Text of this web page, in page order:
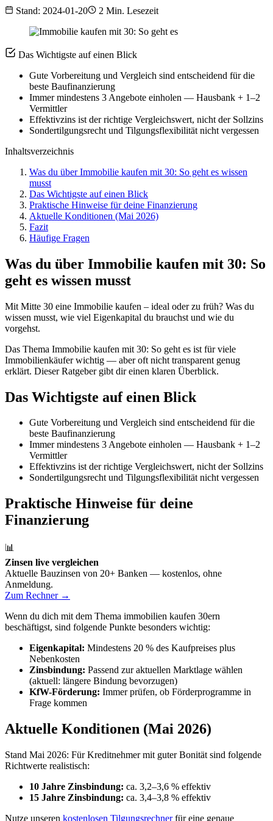
Stand: 2024-01-20
2 Min. Lesezeit
Das Wichtigste auf einen Blick
Gute Vorbereitung und Vergleich sind entscheidend für die
beste Baufinanzierung
Immer mindestens 3 Angebote einholen — Hausbank + 1–2
Vermittler
Effektivzins ist der richtige Vergleichswert, nicht der Sollzins
Sondertilgungsrecht und Tilgungsflexibilität nicht vergessen
Inhaltsverzeichnis
Was du über Immobilie kaufen mit 30: So geht es wissen
musst
Das Wichtigste auf einen Blick
Praktische Hinweise für deine Finanzierung
Aktuelle Konditionen (Mai 2026)
Fazit
Häufige Fragen
Was du über Immobilie kaufen mit 30: So
geht es wissen musst
Mit Mitte 30 eine Immobilie kaufen – ideal oder zu früh? Was du
wissen musst, wie viel Eigenkapital du brauchst und wie du
vorgehst.
Das Thema Immobilie kaufen mit 30: So geht es ist für viele
Immobilienkäufer wichtig — aber oft nicht transparent genug
erklärt. Dieser Ratgeber gibt dir einen klaren Überblick.
Das Wichtigste auf einen Blick
Gute Vorbereitung und Vergleich sind entscheidend für die
beste Baufinanzierung
Immer mindestens 3 Angebote einholen — Hausbank + 1–2
Vermittler
Effektivzins ist der richtige Vergleichswert, nicht der Sollzins
Sondertilgungsrecht und Tilgungsflexibilität nicht vergessen
Praktische Hinweise für deine
Finanzierung
📊
Zinsen live vergleichen
Aktuelle Bauzinsen von 20+ Banken — kostenlos, ohne
Anmeldung.
Zum Rechner →
Wenn du dich mit dem Thema immobilien kaufen 30ern
beschäftigst, sind folgende Punkte besonders wichtig:
Eigenkapital: Mindestens 20 % des Kaufpreises plus
Nebenkosten
Zinsbindung: Passend zur aktuellen Marktlage wählen
(aktuell: längere Bindung bevorzugen)
KfW-Förderung: Immer prüfen, ob Förderprogramme in
Frage kommen
Aktuelle Konditionen (Mai 2026)
Stand Mai 2026: Für Kreditnehmer mit guter Bonität sind folgende
Richtwerte realistisch:
10 Jahre Zinsbindung: ca. 3,2–3,6 % effektiv
15 Jahre Zinsbindung: ca. 3,4–3,8 % effektiv
Nutze unseren kostenlosen Tilgungsrechnerfür eine genaue